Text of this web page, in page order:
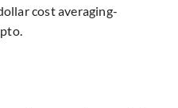
cost averaging-